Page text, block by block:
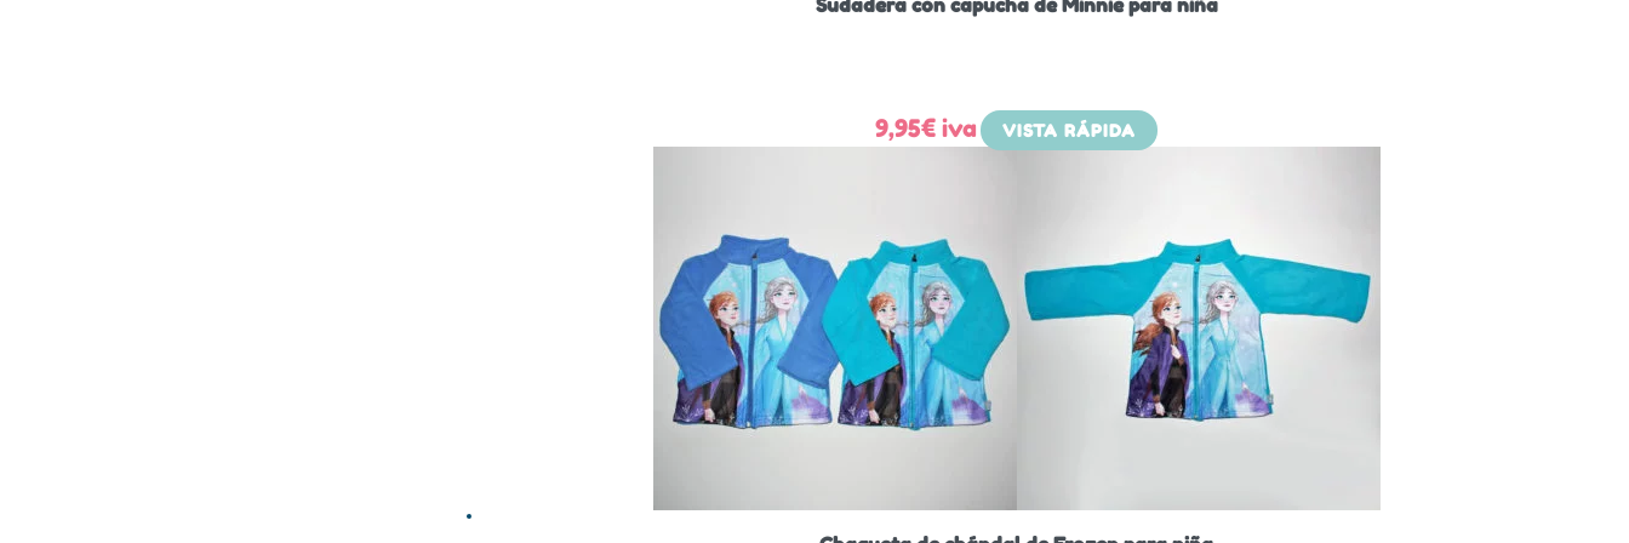
9,95€ iva VISTA RÁPIDA